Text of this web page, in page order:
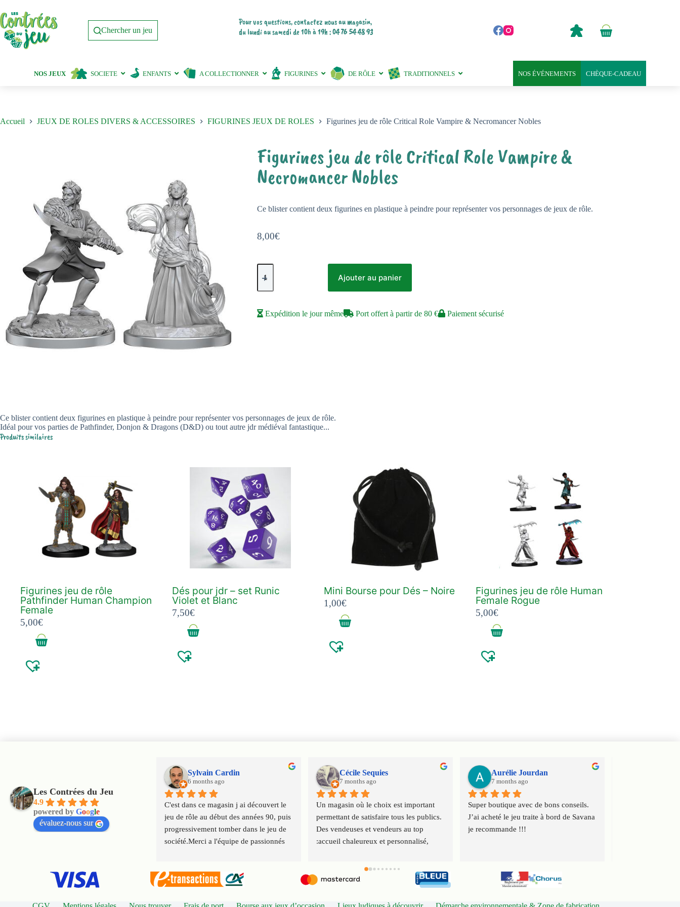
au
contenu
Chercher un jeu
Pour vos questions, contactez nous au magasin,
du lundi au samedi de 10h à 19h : 04 76 54 48 93
Panier
0,00
NOS JEUX SOCIETE ENFANTS A COLLECTIONNER FIGURINES DE RÔLE TRADITIONNELS CHÈQUE-CADEAU
NOS ÉVÉNEMENTS
Accueil JEUX DE ROLES DIVERS & ACCESSOIRES FIGURINES JEUX DE ROLES Figurines jeu de rôle Critical Role Vampire & Necromancer Nobles
Figurines jeu de rôle Critical Role Vampire &
Necromancer Nobles
8,00€
Ce blister contient deux figurines en plastique à peindre pour représenter vos personnages de jeux de rôle.
quantité
de
jeu
rôle
Critical
Ajouter au panier
Expédition le jour même Port offert à partir de 80 € Paiement sécurisé
Ce blister contient deux figurines en plastique à peindre pour représenter vos personnages de jeux de rôle.
Idéal pour vos parties de Pathfinder, Donjon & Dragons (D&D) ou tout autre jdr médiéval fantastique...
Produits similaires
Figurines jeu de rôle
Pathfinder Human Champion
Female
5,00€
Dés pour jdr – set Runic
Violet et Blanc
7,50€
Mini Bourse pour Dés – Noire
1,00€
Figurines jeu de rôle Human
Female Rogue
5,00€
Les Contrées du Jeu
4.9
powered by Google
évaluez-nous sur
Sylvain Cardin
6 months ago
C'est dans ce magasin j ai découvert le
jeu de rôle au début des années 90, puis
progressivement tomber dans le jeu de
société.Merci a l'équipe de passionnés
Cécile Sequies
7 months ago
Un magasin où le choix est important
permettant de satisfaire tous les publics.
Des vendeuses et vendeurs au top
:accueil chaleureux et personnalisé,
Merci à toute l'équipe.
Aurélie Jourdan
7 months ago
Super boutique avec de bons conseils.
J’ai acheté le jeu traite à bord de Savana
je recommande !!!